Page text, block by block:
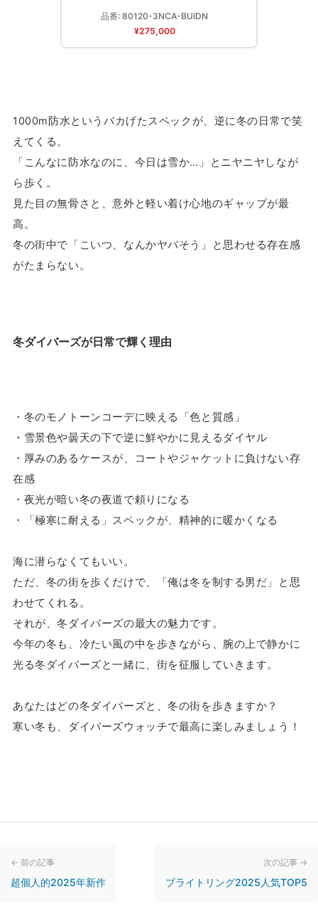
品番: 80120-3NCA-BUIDN
¥275,000
1000m防水というバカげたスペックが、逆に冬の日常で笑
えてくる。
「こんなに防水なのに、今日は雪か…」とニヤニヤしなが
ら歩く。
見た目の無骨さと、意外と軽い着け心地のギャップが最
高。
冬の街中で「こいつ、なんかヤバそう」と思わせる存在感
がたまらない。
冬ダイバーズが日常で輝く理由
・冬のモノトーンコーデに映える「色と質感」
・雪景色や曇天の下で逆に鮮やかに見えるダイヤル
・厚みのあるケースが、コートやジャケットに負けない存
在感
・夜光が暗い冬の夜道で頼りになる
・「極寒に耐える」スペックが、精神的に暖かくなる
海に潜らなくてもいい。
ただ、冬の街を歩くだけで、「俺は冬を制する男だ」と思
わせてくれる。
それが、冬ダイバーズの最大の魅力です。
今年の冬も、冷たい風の中を歩きながら、腕の上で静かに
光る冬ダイバーズと一緒に、街を征服していきます。
あなたはどの冬ダイバーズと、冬の街を歩きますか？
寒い冬も、ダイバーズウォッチで最高に楽しみましょう！
← 前の記事
超個人的2025年新作
次の記事 →
ブライトリング2025人気TOP5